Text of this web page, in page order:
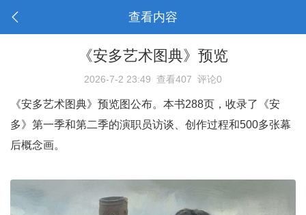
查看内容
《安多艺术图典》预览
2026-7-2 23:49 查看407 评论0
《安多艺术图典》预览图公布。本书288页，收录了《安
多》第一季和第二季的演职员访谈、创作过程和500多张幕
后概念画。